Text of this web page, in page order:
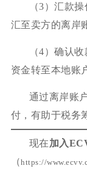
（3）汇款
汇至卖方的离岸
（4）确认
资金转至本地账
通过离岸账
付，有助于税务
现在加入
（https://